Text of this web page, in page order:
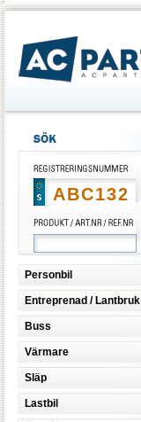
Personbil
Entreprenad / Lantbruk
Buss
Värmare
Släp
Lastbil